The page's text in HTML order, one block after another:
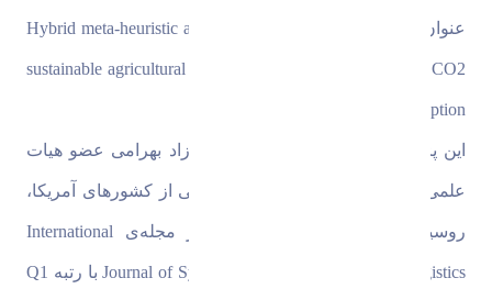
عنوان مقاله Hybrid meta-heuristic algorithms for optimising a
sustainable agricultural supply chain network considering
emissions and water
پژوهش با مشارکت آقای دکتر فرزاد بهرامی عضو هیات
گروه مدیریت صنعتی و همکارانی از کشورهای آمریکا،
روسیه، انگلستان و دانشگاه یزد در مجله‌ی International
Journal of Systems Science: Operations & Logistics با رتبه Q1